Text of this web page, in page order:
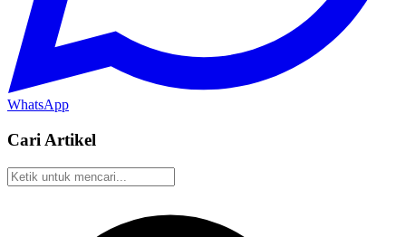
WhatsApp
Cari Artikel